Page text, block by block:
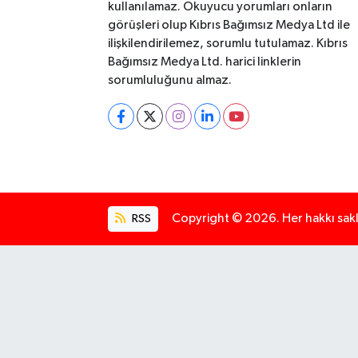
kullanılamaz. Okuyucu yorumları onların
görüşleri olup Kıbrıs Bağımsız Medya Ltd ile
ilişkilendirilemez, sorumlu tutulamaz. Kıbrıs
Bağımsız Medya Ltd. harici linklerin
sorumluluğunu almaz.
RSS Copyright © 2026. Her hakkı